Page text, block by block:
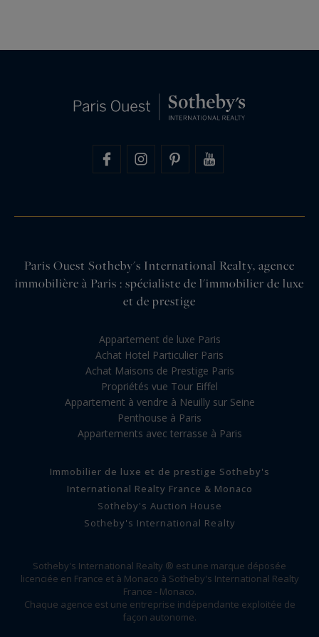
Paris Ouest Sotheby's International Realty, agence
immobilière à Paris : spécialiste de l'immobilier de luxe
et de prestige
Appartement de luxe Paris
Achat Hotel Particulier Paris
Achat Maisons de Prestige Paris
Propriétés vue Tour Eiffel
Appartement à vendre à Neuilly sur Seine
Penthouse à Paris
Appartements avec terrasse à Paris
Immobilier de luxe et de prestige Sotheby's
International Realty France & Monaco
Sotheby's Auction House
Sotheby's International Realty
Sotheby's International Realty ® est une marque déposée
licenciée en France et à Monaco à Sotheby's International Realty
France - Monaco.
Chaque agence est une entreprise indépendante exploitée de
façon autonome.